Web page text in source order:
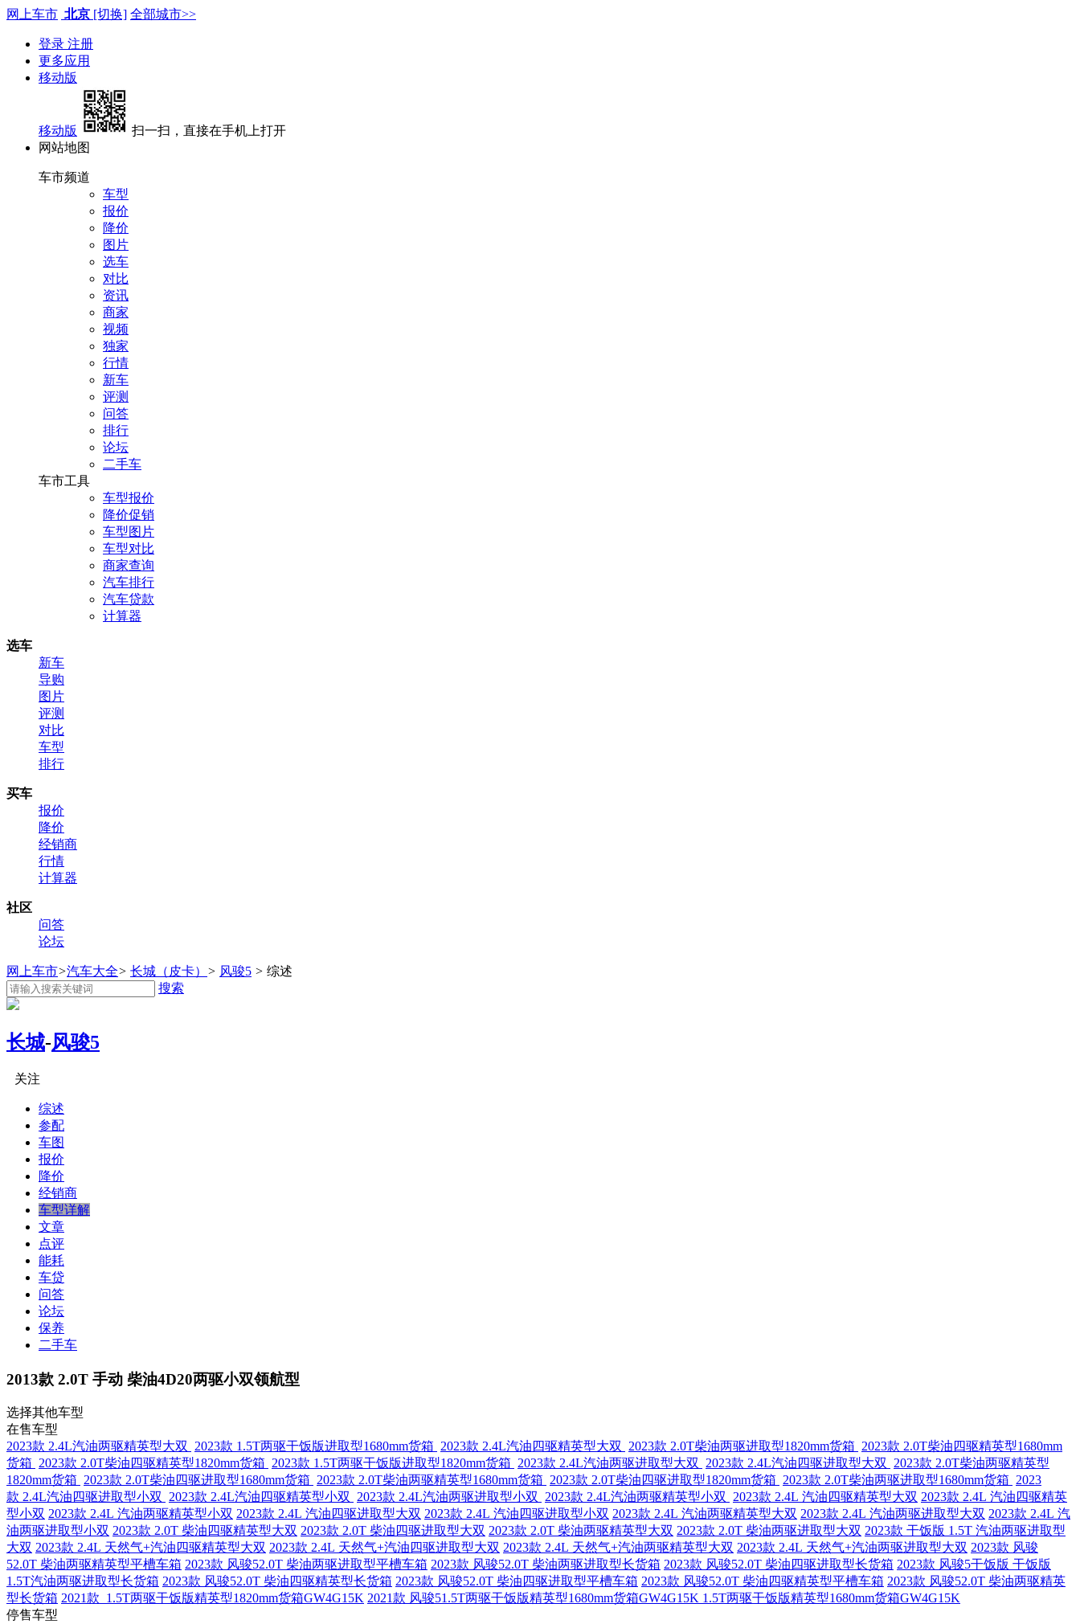
网上车市 北京 [切换] 全部城市>>
登录 注册
更多应用
移动版
移动版
扫一扫，直接在手机上打开
网站地图
车市频道
车型
报价
降价
图片
选车
对比
资讯
商家
视频
独家
行情
新车
评测
问答
排行
论坛
二手车
车市工具
车型报价
降价促销
车型图片
车型对比
商家查询
汽车排行
汽车贷款
计算器
选车
新车
导购
图片
评测
对比
车型
排行
买车
报价
降价
经销商
行情
计算器
社区
问答
论坛
网上车市>汽车大全> 长城（皮卡） > 风骏5 > 综述
搜索
长城-风骏5
关注
综述
参配
车图
报价
降价
经销商
车型详解
文章
点评
能耗
车贷
问答
论坛
保养
二手车
2013款 2.0T 手动 柴油4D20两驱小双领航型
选择其他车型
在售车型
2023款 2.4L汽油两驱精英型大双
2023款 1.5T两驱干饭版进取型1680mm货箱 2023款 2.4L汽油四驱精英型大双 2023款 2.0T柴油两驱进取型1820mm货箱 2023款 2.0T柴油四驱精英型1680mm
货箱 2023款 2.0T柴油四驱精英型1820mm货箱 2023款 1.5T两驱干饭版进取型1820mm货箱 2023款 2.4L汽油两驱进取型大双 2023款 2.4L汽油四驱进取型大双
2023款 2.0T柴油两驱精英型
1820mm货箱 2023款 2.0T柴油四驱进取型1680mm货箱 2023款 2.0T柴油两驱精英型1680mm货箱 2023款 2.0T柴油四驱进取型1820mm货箱 2023款 2.0T柴油两驱进取型1680mm货箱 2023
款 2.4L汽油四驱进取型小双
2023款 2.4L汽油四驱精英型小双 2023款 2.4L汽油两驱进取型小双 2023款 2.4L汽油两驱精英型小双 2023款 2.4L 汽油四驱精英型大双 2023款 2.4L 汽油四驱精英
型小双 2023款 2.4L 汽油两驱精英型小双 2023款 2.4L 汽油四驱进取型大双 2023款 2.4L 汽油四驱进取型小双 2023款 2.4L 汽油两驱精英型大双 2023款 2.4L 汽油两驱进取型大双 2023款 2.4L 汽
油两驱进取型小双 2023款 2.0T 柴油四驱精英型大双 2023款 2.0T 柴油四驱进取型大双 2023款 2.0T 柴油两驱精英型大双 2023款 2.0T 柴油两驱进取型大双 2023款 干饭版 1.5T 汽油两驱进取型
大双 2023款 2.4L 天然气+汽油四驱精英型大双 2023款 2.4L 天然气+汽油四驱进取型大双 2023款 2.4L 天然气+汽油两驱精英型大双 2023款 2.4L 天然气+汽油两驱进取型大双 2023款 风骏
52.0T 柴油两驱精英型平槽车箱 2023款 风骏52.0T 柴油两驱进取型平槽车箱 2023款 风骏52.0T 柴油两驱进取型长货箱 2023款 风骏52.0T 柴油四驱进取型长货箱 2023款 风骏5干饭版 干饭版
1.5T汽油两驱进取型长货箱 2023款 风骏52.0T 柴油四驱精英型长货箱 2023款 风骏52.0T 柴油四驱进取型平槽车箱 2023款 风骏52.0T 柴油四驱精英型平槽车箱 2023款 风骏52.0T 柴油两驱精英
型长货箱 2021款 1.5T两驱干饭版精英型1820mm货箱GW4G15K 2021款 风骏51.5T两驱干饭版精英型1680mm货箱GW4G15K 1.5T两驱干饭版精英型1680mm货箱GW4G15K
停售车型